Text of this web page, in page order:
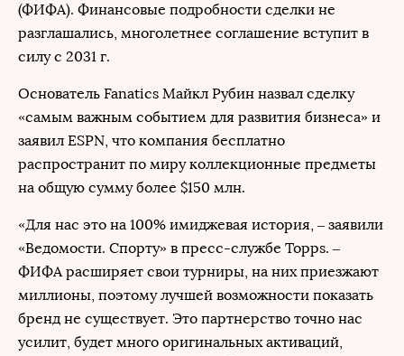
(ФИФА). Финансовые подробности сделки не
разглашались, многолетнее соглашение вступит в
силу с 2031 г.
Основатель Fanatics Майкл Рубин назвал сделку
«самым важным событием для развития бизнеса» и
заявил ESPN, что компания бесплатно
распространит по миру коллекционные предметы
на общую сумму более $150 млн.
«Для нас это на 100% имиджевая история, – заявили
«Ведомости. Спорту» в пресс-службе Topps. –
ФИФА расширяет свои турниры, на них приезжают
миллионы, поэтому лучшей возможности показать
бренд не существует. Это партнерство точно нас
усилит, будет много оригинальных активаций,